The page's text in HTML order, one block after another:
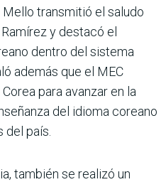
Mello transmitió el saludo
y destacó el
dentro del sistema
además que el MEC
para avanzar en la
del idioma coreano
país.
también se realizó un